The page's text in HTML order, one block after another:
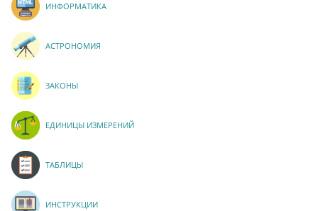
ИНФОРМАТИКА
АСТРОНОМИЯ
ЗАКОНЫ
ЕДИНИЦЫ ИЗМЕРЕНИЙ
ТАБЛИЦЫ
ИНСТРУКЦИИ